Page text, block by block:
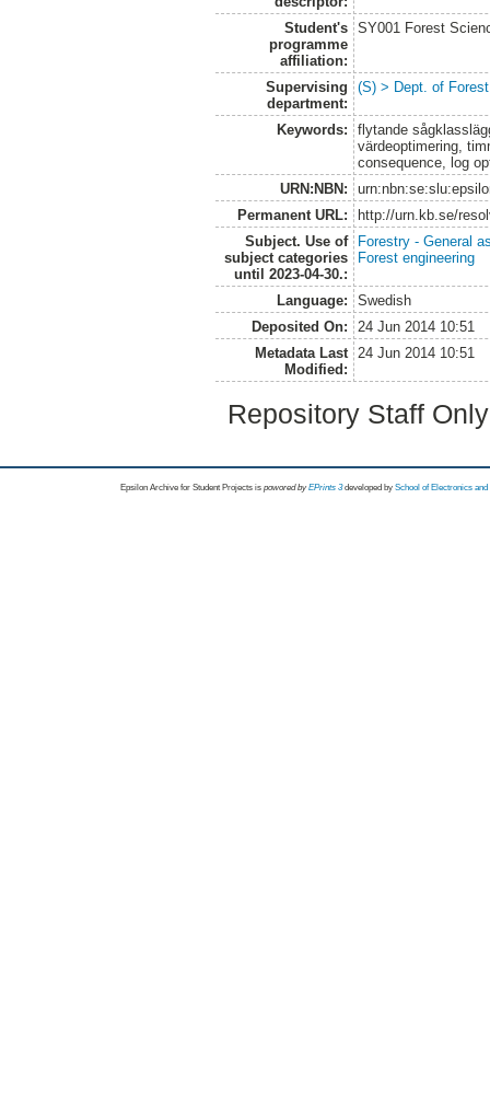
Student's
programme
affiliation:
SY001 Forest
Supervising
department:
(S) > Dept. of
Keywords:
flytande
värdeoptimering,
consequence, log
URN:NBN:
Permanent URL:
http://urn.kb.se/
Subject. Use of
subject categories
until 2023-04-30.:
Forestry - General
Forest engineering
Language:
Swedish
Deposited On:
24 Jun 2014 10:51
Metadata Last
Modified:
24 Jun 2014 10:51
Repository Staff
Epsilon Archive for Student Projects is powored byEPrints 3 developed by School of Electronics